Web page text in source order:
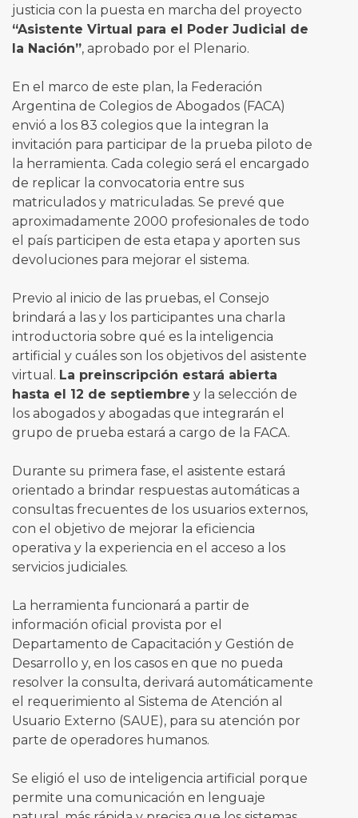
justicia con la puesta en marcha del proyecto
“Asistente Virtual para el Poder Judicial de
la Nación”, aprobado por el Plenario.
En el marco de este plan, la Federación
Argentina de Colegios de Abogados (FACA)
envió a los 83 colegios que la integran la
invitación para participar de la prueba piloto de
la herramienta. Cada colegio será el encargado
de replicar la convocatoria entre sus
matriculados y matriculadas. Se prevé que
aproximadamente 2000 profesionales de todo
el país participen de esta etapa y aporten sus
devoluciones para mejorar el sistema.
Previo al inicio de las pruebas, el Consejo
brindará a las y los participantes una charla
introductoria sobre qué es la inteligencia
artificial y cuáles son los objetivos del asistente
virtual. La preinscripción estará abierta
hasta el 12 de septiembre y la selección de
los abogados y abogadas que integrarán el
grupo de prueba estará a cargo de la FACA.
Durante su primera fase, el asistente estará
orientado a brindar respuestas automáticas a
consultas frecuentes de los usuarios externos,
con el objetivo de mejorar la eficiencia
operativa y la experiencia en el acceso a los
servicios judiciales.
La herramienta funcionará a partir de
información oficial provista por el
Departamento de Capacitación y Gestión de
Desarrollo y, en los casos en que no pueda
resolver la consulta, derivará automáticamente
el requerimiento al Sistema de Atención al
Usuario Externo (SAUE), para su atención por
parte de operadores humanos.
Se eligió el uso de inteligencia artificial porque
permite una comunicación en lenguaje